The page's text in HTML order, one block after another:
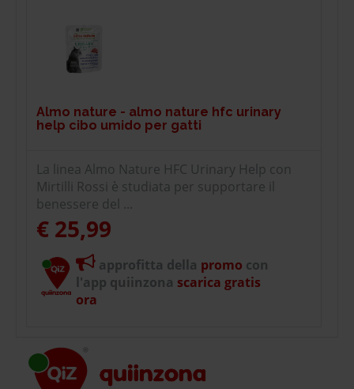
Almo nature - almo nature hfc urinary
help cibo umido per gatti
La linea Almo Nature HFC Urinary Help con
Mirtilli Rossi è studiata per supportare il
benessere del ...
€ 25,99
approfitta della promo con
l'app quiinzona scarica gratis
ora